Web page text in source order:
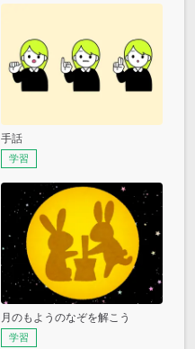
手話
学習
月のもようのなぞを解こう
学習